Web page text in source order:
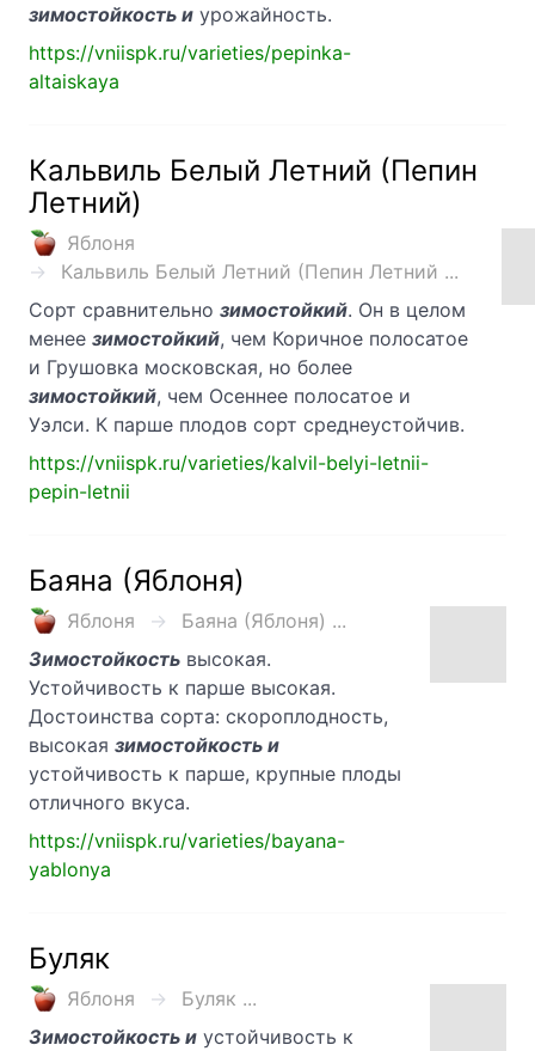
зимостойкость и урожайность.
https://vniispk.ru/varieties/pepinka-
altaiskaya
Кальвиль Белый Летний (Пепин
Летний)
Яблоня
Кальвиль Белый Летний (Пепин Летний ...
Сорт сравнительно зимостойкий. Он в целом
менее зимостойкий, чем Коричное полосатое
и Грушовка московская, но более
зимостойкий, чем Осеннее полосатое и
Уэлси. К парше плодов сорт среднеустойчив.
https://vniispk.ru/varieties/kalvil-belyi-letnii-
pepin-letnii
Баяна (Яблоня)
Яблоня
Баяна (Яблоня) ...
Зимостойкость высокая.
Устойчивость к парше высокая.
Достоинства сорта: скороплодность,
высокая зимостойкость и
устойчивость к парше, крупные плоды
отличного вкуса.
https://vniispk.ru/varieties/bayana-
yablonya
Буляк
Яблоня
Буляк ...
Зимостойкость и устойчивость к